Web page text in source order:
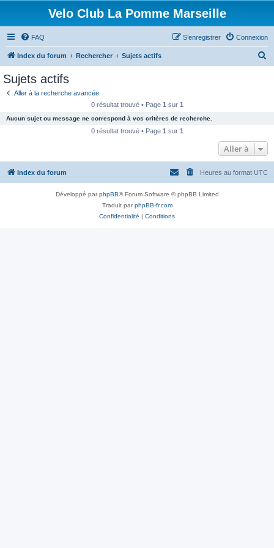
Velo Club La Pomme Marseille
FAQ Connexion
S’enregistrer
Index du forum Rechercher Sujets actifs
c
e
Sujets actifs
Aller à la recherche avancée
0 résultat trouvé • Page 1 sur 1
Aucun sujet ou message ne correspond à vos critères de recherche.
0 résultat trouvé • Page 1 sur 1
Aller à
Index du forum Heures au format UTC
Développé parphpBB® Forum Software © phpBB Limited
Traduit parphpBB-fr.com
Confidentialité | Conditions